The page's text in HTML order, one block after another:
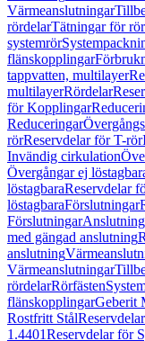
Värmeanslutningar
rördelarTätningar för
systemrör
flänskopplingar
tappvatten, multilayer
multilayerRördelar
för Kopplingar
Reduceringar
rörReservdelar för T-rör
Invändig cirkulation
Övergångar ej
löstagbaraReservdelar
löstagbaraFörslutningar
Förslutningar
med gängad anslutning
anslutning
Värmeanslutningar
rördelarRörfästen
flänskopplingarGeberit
Rostfritt Stål
1.4401Reservdelar för